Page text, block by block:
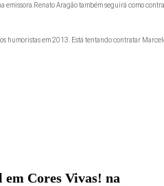
emissora.Renato Aragão também seguirá como
humoristas em 2013. Está tentando contratar
em Cores Vivas! na